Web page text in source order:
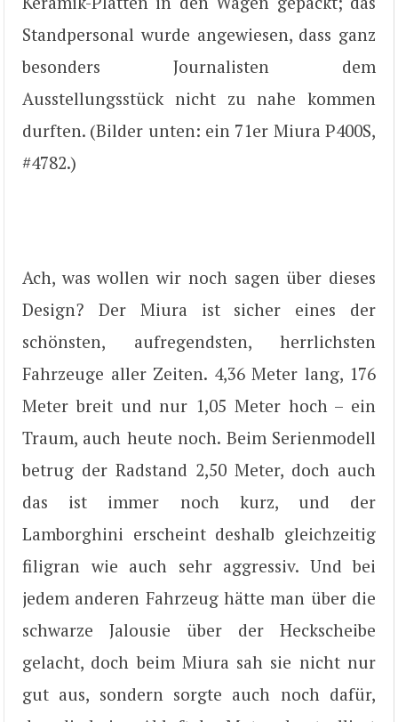
Standpersonal wurde angewiesen, dass ganz
besonders Journalisten dem
Ausstellungsstück nicht zu nahe kommen
durften. (Bilder unten: ein 71er Miura P400S,
#4782.)
Ach, was wollen wir noch sagen über dieses
Design? Der Miura ist sicher eines der
schönsten, aufregendsten, herrlichsten
Fahrzeuge aller Zeiten. 4,36 Meter lang, 176
Meter breit und nur 1,05 Meter hoch – ein
Traum, auch heute noch. Beim Serienmodell
betrug der Radstand 2,50 Meter, doch auch
das ist immer noch kurz, und der
Lamborghini erscheint deshalb gleichzeitig
filigran wie auch sehr aggressiv. Und bei
jedem anderen Fahrzeug hätte man über die
schwarze Jalousie über der Heckscheibe
gelacht, doch beim Miura sah sie nicht nur
gut aus, sondern sorgte auch noch dafür,